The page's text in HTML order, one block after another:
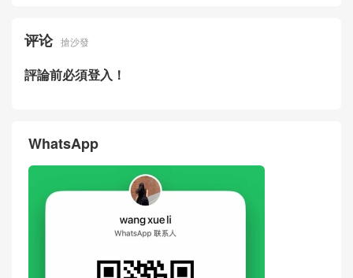
评论 搶沙發
評論前必須登入！
WhatsApp